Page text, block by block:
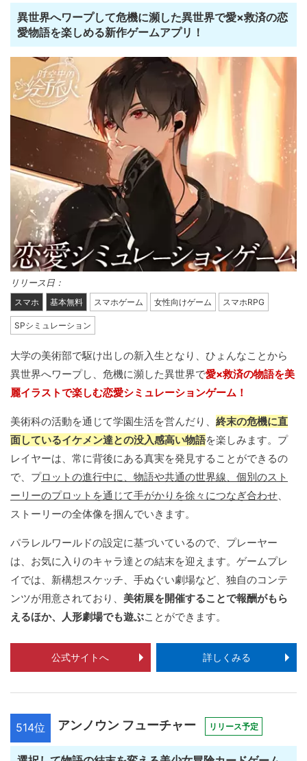
異世界へワープして危機に瀕した異世界で愛×救済の恋
愛物語を楽しめる新作ゲームアプリ！
リリース日：
スマホ 基本無料 スマホゲーム 女性向けゲーム スマホRPG
SPシミュレーション
大学の美術部で駆け出しの新入生となり、ひょんなことから
異世界へワープし、危機に瀕した異世界で愛×救済の物語を美
麗イラストで楽しむ恋愛シミュレーションゲーム！
美術科の活動を通じて学園生活を営んだり、 終末の危機に直
面しているイケメン達との没入感高い物語を楽しみます。プ
レイヤーは、常に背後にある真実を発見することができるの
で、プロットの進行中に、物語や共通の世界線、個別のスト
ーリーのプロットを通じて手がかりを徐々につなぎ合わせ、
ストーリーの全体像を掴んでいきます。
パラレルワールドの設定に基づいているので、プレーヤー
は、お気に入りのキャラ達との結末を迎えます。ゲームプレ
イでは、新構想スケッチ、手ぬぐい劇場など、独自のコンテ
ンツが用意されており、 美術展を開催することで報酬がもら
えるほか、人形劇場でも遊ぶことができます。
公式サイトへ 詳しくみる
514位 アンノウン フューチャー リリース予定